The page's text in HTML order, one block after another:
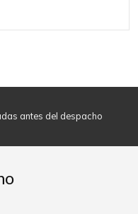
antes del despacho